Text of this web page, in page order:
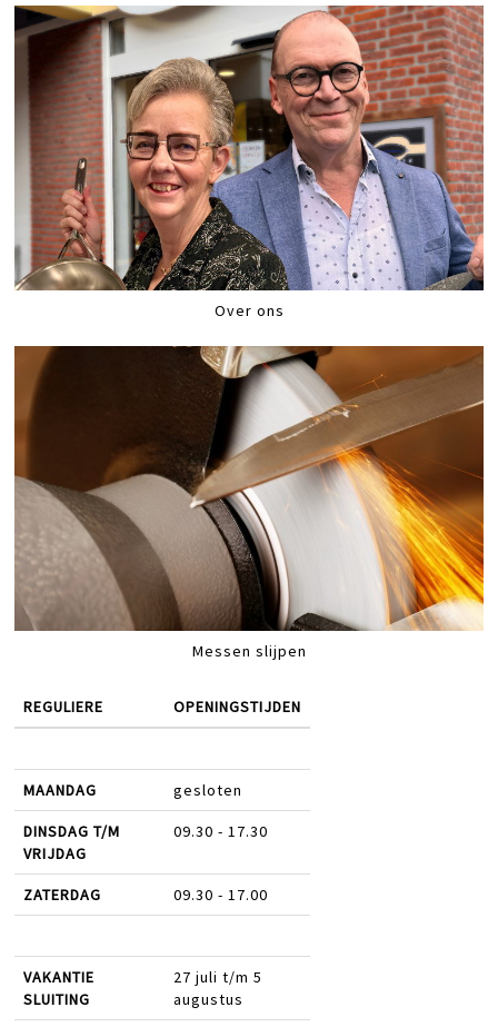
Over ons
Messen slijpen
REGULIERE OPENINGSTIJDEN
MAANDAG gesloten
DINSDAG T/M
VRIJDAG
09.30 - 17.30
ZATERDAG 09.30 - 17.00
VAKANTIE
SLUITING
27 juli t/m 5
augustus